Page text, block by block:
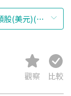
觀察 比較